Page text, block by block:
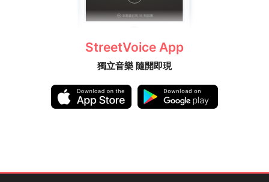
StreetVoice App
獨立音樂 隨開即現